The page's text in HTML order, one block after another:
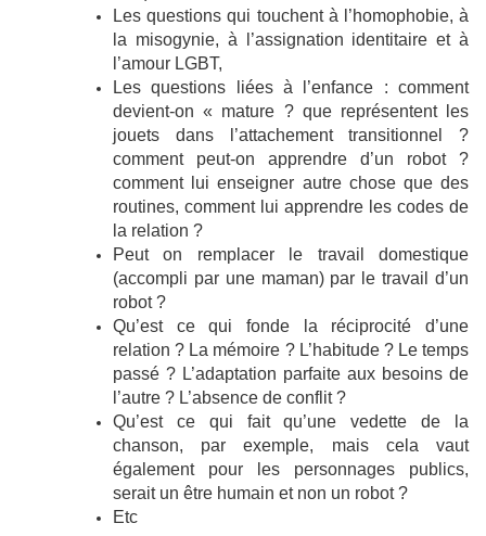
Les questions qui touchent à l’homophobie, à
la misogynie, à l’assignation identitaire et à
l’amour LGBT,
Les questions liées à l’enfance : comment
devient-on « mature ? que représentent les
jouets dans l’attachement transitionnel ?
comment peut-on apprendre d’un robot ?
comment lui enseigner autre chose que des
routines, comment lui apprendre les codes de
la relation ?
Peut on remplacer le travail domestique
(accompli par une maman) par le travail d’un
robot ?
Qu’est ce qui fonde la réciprocité d’une
relation ? La mémoire ? L’habitude ? Le temps
passé ? L’adaptation parfaite aux besoins de
l’autre ? L’absence de conflit ?
Qu’est ce qui fait qu’une vedette de la
chanson, par exemple, mais cela vaut
également pour les personnages publics,
serait un être humain et non un robot ?
Etc